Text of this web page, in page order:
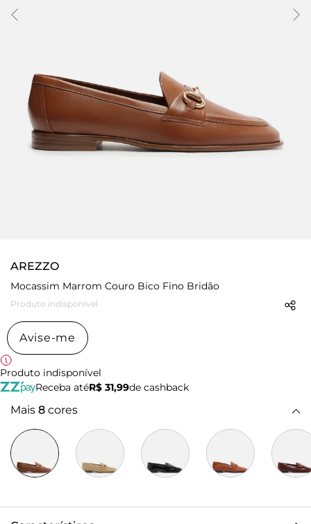
AREZZO
Mocassim Marrom Couro Bico Fino Bridão
Produto indisponível
Avise-me
Produto indisponível
Receba atéR$ 31,99de cashback
Mais 8 cores